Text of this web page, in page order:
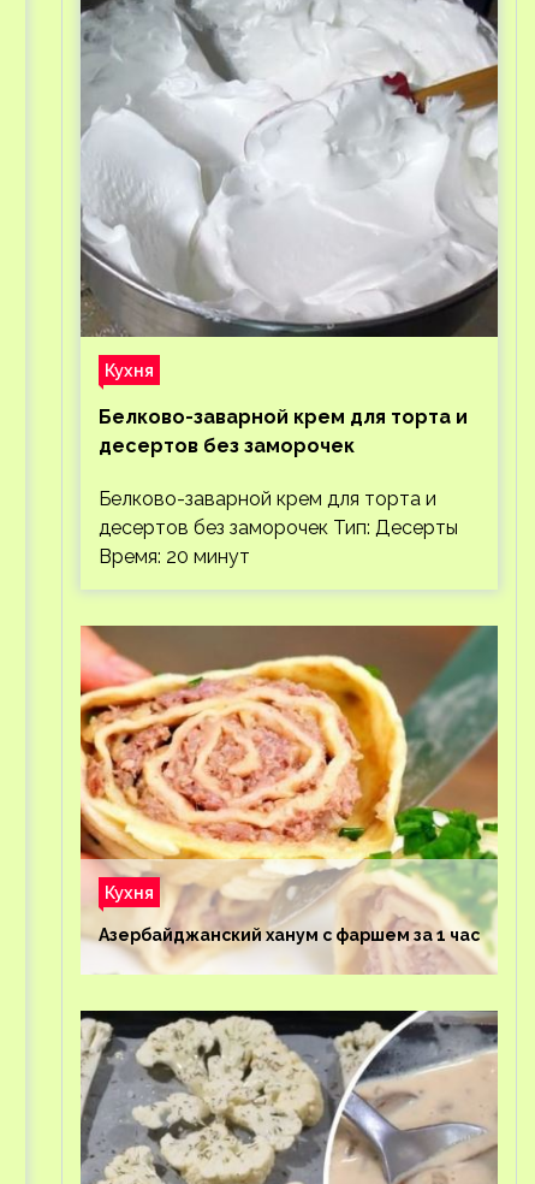
Кухня
Белково-заварной крем для торта и
десертов без заморочек
Белково-заварной крем для торта и
десертов без заморочек Тип: Десерты
Время: 20 минут
Кухня
Азербайджанский ханум с фаршем за 1 час